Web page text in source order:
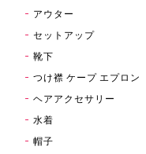
アウター
セットアップ
靴下
つけ襟 ケープ エプロン
ヘアアクセサリー
水着
帽子